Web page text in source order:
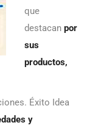
que
destacan por
sus
productos,
Éxito Idea
y